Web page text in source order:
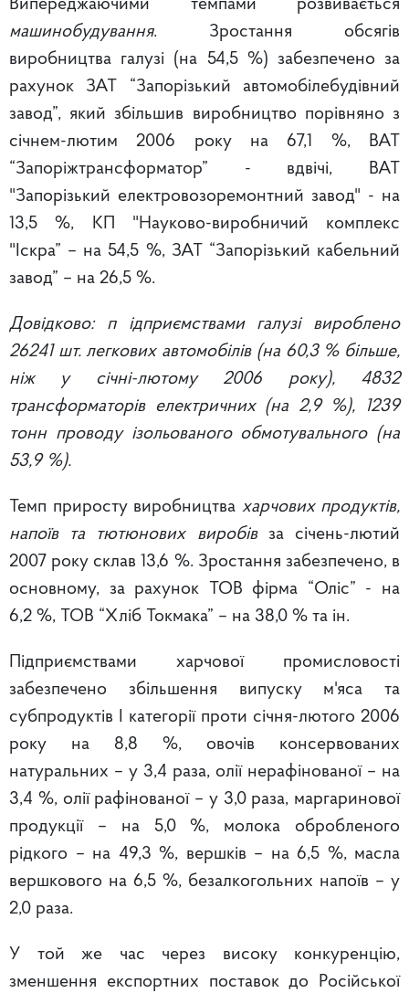
Випереджаючими темпами розвивається
машинобудування. Зростання обсягів
виробництва галузі (на 54,5 %) забезпечено за
рахунок ЗАТ “Запорізький автомобілебудівний
завод”, який збільшив виробництво порівняно з
січнем-лютим 2006 року на 67,1 %, ВАТ
“Запоріжтрансформатор” - вдвічі, ВАТ
"Запорізький електровозоремонтний завод" - на
13,5 %, КП "Науково-виробничий комплекс
"Іскра” – на 54,5 %, ЗАТ “Запорізький кабельний
завод” – на 26,5 %.
Довідково: п ідприємствами галузі вироблено
26241 шт. легкових автомобілів (на 60,3 % більше,
ніж у січні-лютому 2006 року), 4832
трансформаторів електричних (на 2,9 %), 1239
тонн проводу ізольованого обмотувального (на
53,9 %).
Темп приросту виробництва харчових продуктів,
напоїв та тютюнових виробів за січень-лютий
2007 року склав 13,6 %. Зростання забезпечено, в
основному, за рахунок ТОВ фірма “Оліс” - на
6,2 %, ТОВ “Хліб Токмака” – на 38,0 % та ін.
Підприємствами харчової промисловості
забезпечено збільшення випуску м'яса та
субпродуктів І категорії проти січня-лютого 2006
року на 8,8 %, овочів консервованих
натуральних – у 3,4 раза, олії нерафінованої – на
3,4 %, олії рафінованої – у 3,0 раза, маргаринової
продукції – на 5,0 %, молока обробленого
рідкого – на 49,3 %, вершків – на 6,5 %, масла
вершкового на 6,5 %, безалкогольних напоїв – у
2,0 раза.
У той же час через високу конкуренцію,
зменшення експортних поставок до Російської